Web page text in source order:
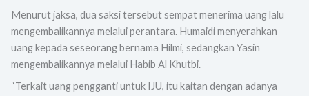
Menurut jaksa, dua saksi tersebut sempat menerima uang lalu
mengembalikannya melalui perantara. Humaidi menyerahkan
uang kepada seseorang bernama Hilmi, sedangkan Yasin
mengembalikannya melalui Habib Al Khutbi.
“Terkait uang pengganti untuk IJU, itu kaitan dengan adanya